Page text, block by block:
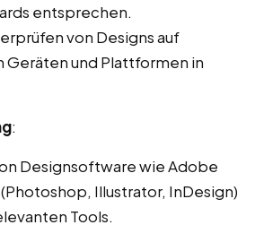
entsprechen.
von Designs auf
Geräten und Plattformen in
:
Designsoftware wie Adobe
Illustrator, InDesign)
Tools.